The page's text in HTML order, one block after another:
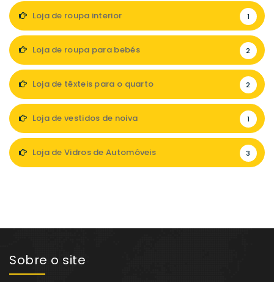
Loja de roupa interior 1
Loja de roupa para bebés 2
Loja de têxteis para o quarto 2
Loja de vestidos de noiva 1
Loja de Vidros de Automóveis 3
Sobre o site